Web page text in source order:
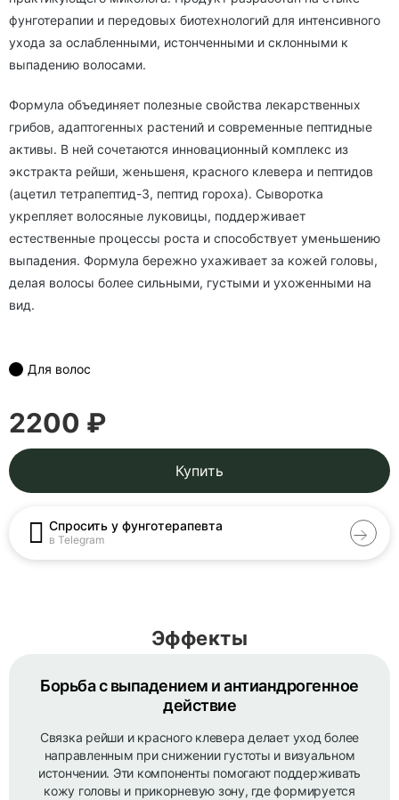
фунготерапии и передовых биотехнологий для интенсивного
ухода за ослабленными, истонченными и склонными к
выпадению волосами.
Формула объединяет полезные свойства лекарственных
грибов, адаптогенных растений и современные пептидные
активы. В ней сочетаются инновационный комплекс из
экстракта рейши, женьшеня, красного клевера и пептидов
(ацетил тетрапептид-3, пептид гороха). Сыворотка
укрепляет волосяные луковицы, поддерживает
естественные процессы роста и способствует уменьшению
выпадения. Формула бережно ухаживает за кожей головы,
делая волосы более сильными, густыми и ухоженными на
вид.
Для волос
2200 ₽
Купить
Спросить у фунготерапевта
в Telegram
Эффекты
Борьба с выпадением и антиандрогенное
действие
Связка рейши и красного клевера делает уход более
направленным при снижении густоты и визуальном
истончении. Эти компоненты помогают поддерживать
кожу головы и прикорневую зону, где формируется